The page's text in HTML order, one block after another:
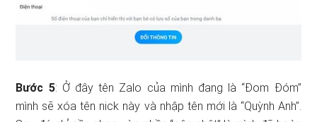
Bước 5: Ở đây tên Zalo của mình đang là “Đom Đóm”
mình sẽ xóa tên nick này và nhập tên mới là “Quỳnh Anh”.